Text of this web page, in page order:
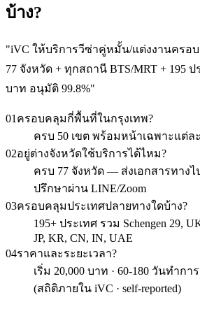
บ้าง?
"iVC ให้บริการวีซ่าคู่หมั้น/แต่งงานครอบ
77 จังหวัด + ทุกสถานี BTS/MRT + 195 ป
บาท อนุมัติ 99.8%"
01 ครอบคลุมกี่พื้นที่ในกรุงเทพ?
ครบ 50 เขต พร้อมหน้าเฉพาะแต่
02อยู่ต่างจังหวัดใช้บริการได้ไหม?
ครบ 77 จังหวัด — ส่งเอกสารทางไ
ปรึกษาผ่าน LINE/Zoom
03ครอบคลุมประเทศปลายทางใดบ้าง?
195+ ประเทศ รวม Schengen 29,
JP, KR, CN, IN, UAE
04ราคาและระยะเวลา?
เริ่ม 20,000 บาท · 60-180 วันทำกา
(สถิติภายใน iVC · self-reported)